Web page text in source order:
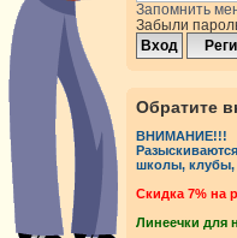
Запомнить
Забыли
Обратите
ВНИМАНИЕ!!!
школы, клубы,
Cкидка 7% на
Линеечки для